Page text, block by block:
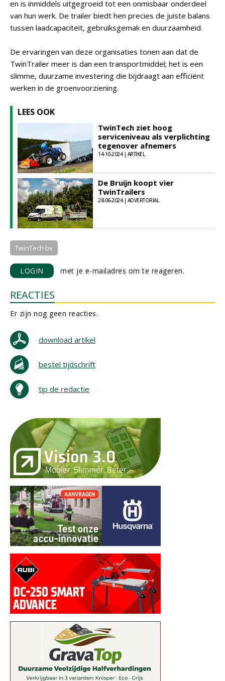
en is inmiddels uitgegroeid tot een onmisbaar onderdeel
van hun werk. De trailer biedt hen precies de juiste balans
tussen laadcapaciteit, gebruiksgemak en duurzaamheid.
De ervaringen van deze organisaties tonen aan dat de
TwinTrailer meer is dan een transportmiddel; het is een
slimme, duurzame investering die bijdraagt aan efficiënt
werken in de groenvoorziening.
LEES OOK
TwinTech ziet hoog
serviceniveau als verplichting
tegenover afnemers
14-10-2024 | ARTIKEL
De Bruijn koopt vier
TwinTrailers
28-06-2024 | ADVERTORIAL
TwinTech bv
LOGIN met je e-mailadres om te reageren.
REACTIES
Er zijn nog geen reacties.
download artikel
bestel tijdschrift
tip de redactie